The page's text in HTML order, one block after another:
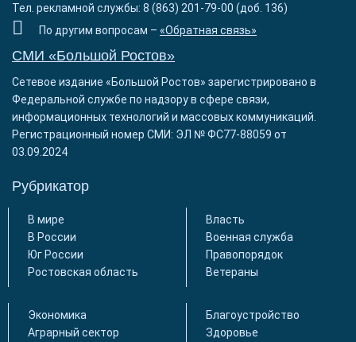
Тел. рекламной службы: 8 (863) 201-79-00 (доб. 136)
По другим вопросам – «Обратная связь»
СМИ «Большой Ростов»
Сетевое издание «Большой Ростов» зарегистрировано в
Федеральной службе по надзору в сфере связи,
информационных технологий и массовых коммуникаций.
Регистрационный номер СМИ: ЭЛ № ФС77-88059 от
03.09.2024
Рубрикатор
В мире
В России
Юг России
Ростовская область
Власть
Военная служба
Правопорядок
Ветераны
Экономика
Аграрный сектор
Благоустройство
Здоровье